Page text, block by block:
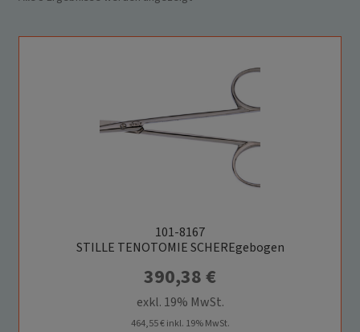
101-8167
STILLE TENOTOMIE SCHEREgebogen
390,38€
exkl. 19% MwSt.
464,55€inkl. 19% MwSt.
Anbieter
Eigentümer dieser Website
Kunden, so dass er weiß, wo er die
wp_woocommerce_session_,
woocommerce_items_in_cart,
woocommerce_cart_hash
2 Tage, Session
Cookies die zur Auswertung des Benutzerverhaltens
Google LLC
Cookie von Google für Website-Analysen.
Erzeugt statistische Daten darüber, wie der
Besucher die Website nutzt.
_ga,_gid
2 Jahre